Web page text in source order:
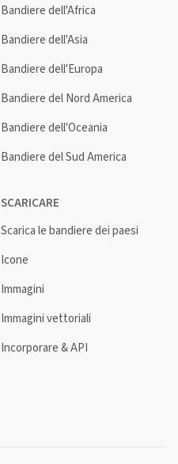
Bandiere dell'Africa
Bandiere dell'Asia
Bandiere dell'Europa
Bandiere del Nord America
Bandiere dell'Oceania
Bandiere del Sud America
SCARICARE
Scarica le bandiere dei paesi
Icone
Immagini
Immagini vettoriali
Incorporare & API